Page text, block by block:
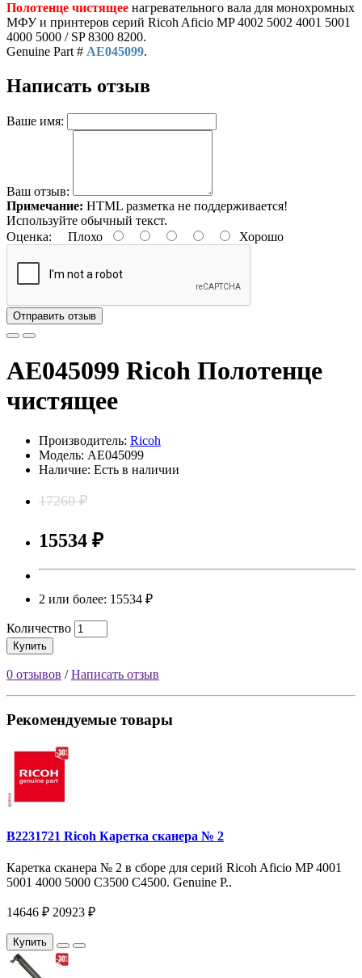
Полотенце чистящее нагревательного вала для монохромных
МФУ и принтеров серий Ricoh Aficio MP 4002 5002 4001 5001
4000 5000 / SP 8300 8200.
Genuine Part # AE045099.
Написать отзыв
Ваше имя:
Ваш отзыв:
Примечание: HTML разметка не поддерживается!
Используйте обычный текст.
Оценка: Плохо Хорошо
Отправить отзыв
AE045099 Ricoh Полотенце
чистящее
Производитель: Ricoh
Модель: AE045099
Наличие: Есть в наличии
17260 ₽
15534 ₽
2 или более: 15534 ₽
Количество
Купить
0 отзывов /Написать отзыв
Рекомендуемые товары
B2231721 Ricoh Каретка сканера № 2
Каретка сканера № 2 в сборе для серий Ricoh Aficio MP 4001
5001 4000 5000 C3500 C4500. Genuine P..
14646 ₽ 20923 ₽
Купить